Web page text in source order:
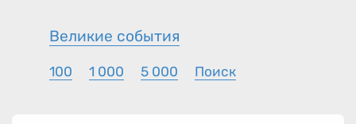
Великие события
100 1 000 5 000 Поиск